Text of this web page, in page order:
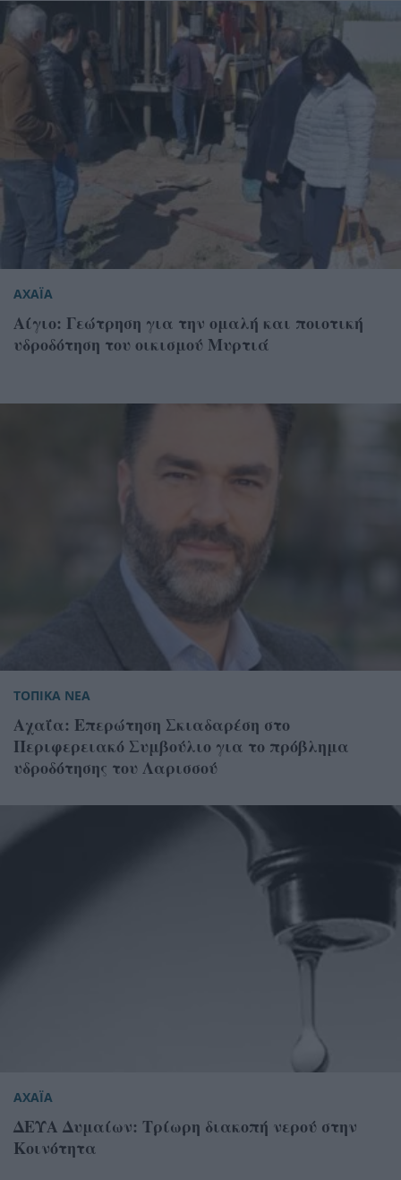
ΑΧΑΪΑ
Αίγιο: Γεώτρηση για την ομαλή και ποιοτική
υδροδότηση του οικισμού Μυρτιά
ΤΟΠΙΚΑ ΝΕΑ
Αχαΐα: Επερώτηση Σκιαδαρέση στο
Περιφερειακό Συμβούλιο για το πρόβλημα
υδροδότησης του Λαρισσού
ΑΧΑΪΑ
ΔΕΥΑ Δυμαίων: Τρίωρη διακοπή νερού στην
Κοινότητα